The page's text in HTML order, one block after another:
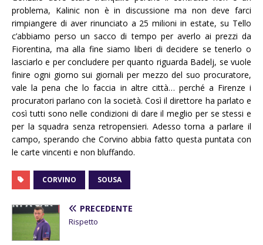
problema, Kalinic non è in discussione ma non deve farci
rimpiangere di aver rinunciato a 25 milioni in estate, su Tello
c’abbiamo perso un sacco di tempo per averlo ai prezzi da
Fiorentina, ma alla fine siamo liberi di decidere se tenerlo o
lasciarlo e per concludere per quanto riguarda Badelj, se vuole
finire ogni giorno sui giornali per mezzo del suo procuratore,
vale la pena che lo faccia in altre città… perché a Firenze i
procuratori parlano con la società. Così il direttore ha parlato e
così tutti sono nelle condizioni di dare il meglio per se stessi e
per la squadra senza retropensieri. Adesso torna a parlare il
campo, sperando che Corvino abbia fatto questa puntata con
le carte vincenti e non bluffando.
CORVINO SOUSA
PRECEDENTE
Rispetto